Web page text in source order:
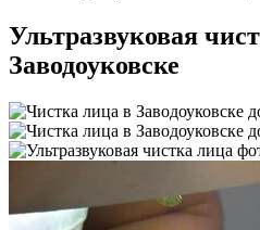
Ультразвуковая
Заводоуковске